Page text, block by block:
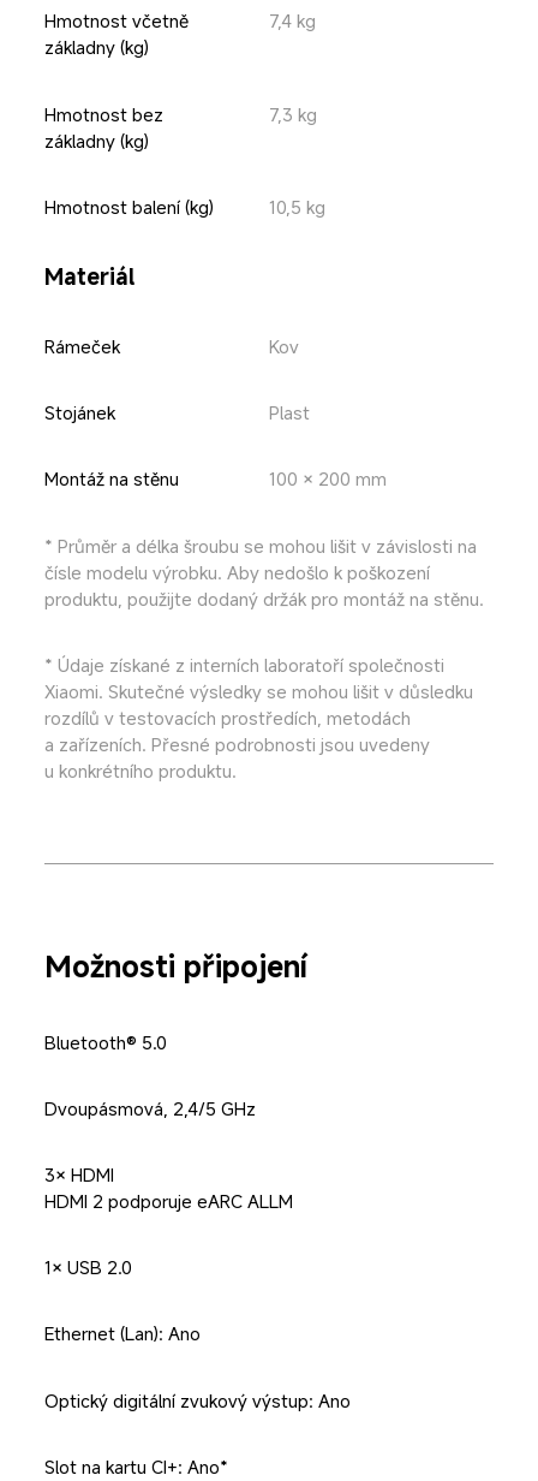
Hmotnost včetně
základny (kg)
7,4 kg
Hmotnost bez
základny (kg)
7,3 kg
Hmotnost balení (kg) 10,5 kg
Materiál
Rámeček Kov
Stojánek Plast
Montáž na stěnu 100 × 200 mm
* Průměr a délka šroubu se mohou lišit v závislosti na
čísle modelu výrobku. Aby nedošlo k poškození
produktu, použijte dodaný držák pro montáž na stěnu.
* Údaje získané z interních laboratoří společnosti
Xiaomi. Skutečné výsledky se mohou lišit v důsledku
rozdílů v testovacích prostředích, metodách
a zařízeních. Přesné podrobnosti jsou uvedeny
u konkrétního produktu.
Možnosti připojení
Bluetooth® 5.0
Dvoupásmová, 2,4/5 GHz
3× HDMI
HDMI 2 podporuje eARC ALLM
1× USB 2.0
Ethernet (Lan): Ano
Optický digitální zvukový výstup: Ano
Slot na kartu CI+: Ano*